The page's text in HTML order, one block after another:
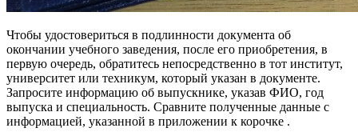
Чтобы удостовериться в подлинности документа об
окончании учебного заведения, после его приобретения, в
первую очередь, обратитесь непосредственно в тот институт,
университет или техникум, который указан в документе.
Запросите информацию об выпускнике, указав ФИО, год
выпуска и специальность. Сравните полученные данные с
информацией, указанной в приложении к корочке .